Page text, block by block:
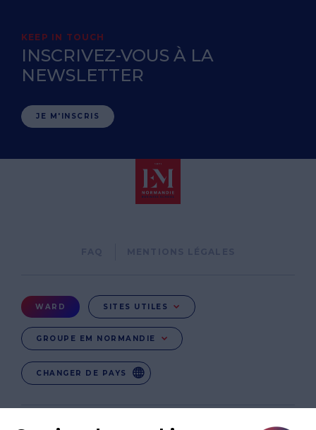
KEEP IN TOUCH
INSCRIVEZ-VOUS À LA
NEWSLETTER
JE M'INSCRIS
Menu
Ward
WARD SITES UTILES
GROUPE EM NORMANDIE
CHANGER DE PAYS
EN-IN